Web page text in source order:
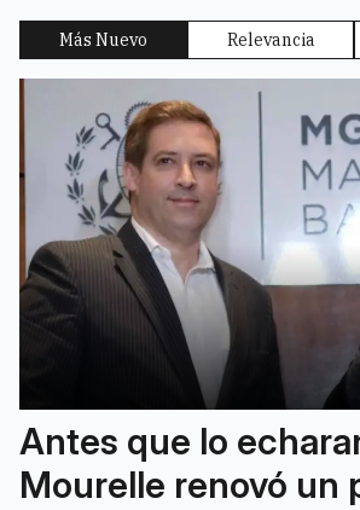
Más Nuevo Relevancia
Antes que lo
Mourelle renovó un